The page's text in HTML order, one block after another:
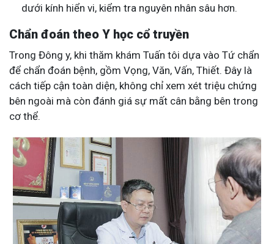
dưới kính hiển vi, kiểm tra nguyên nhân sâu hơn.
Chẩn đoán theo Y học cổ truyền
Trong Đông y, khi thăm khám Tuấn tôi dựa vào Tứ chẩn
để chẩn đoán bệnh, gồm Vọng, Văn, Vấn, Thiết. Đây là
cách tiếp cận toàn diện, không chỉ xem xét triệu chứng
bên ngoài mà còn đánh giá sự mất cân bằng bên trong
cơ thể.